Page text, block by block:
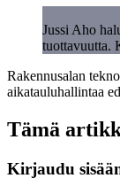
Jussi Aho
tuottavuutta.
Rakennusalan
aikatauluhallintaa
Tämä
Kirjaudu